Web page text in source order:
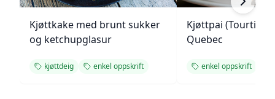
Kjøttkake med brunt sukker
og ketchupglasur
kjøttdeig enkel oppskrift
Kjøttpai
Quebec
enkel oppskrift